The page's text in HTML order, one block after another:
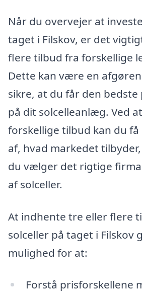
Når du overvejer at
taget i Filskov, er det
flere tilbud fra forskellige
Dette kan være en
sikre, at du får den
på dit solcelleanlæg. Ved
forskellige tilbud kan du
af, hvad markedet
du vælger det rigtige
af solceller.
At indhente tre eller flere
solceller på taget i Filskov
mulighed for at:
Forstå prisforskellene